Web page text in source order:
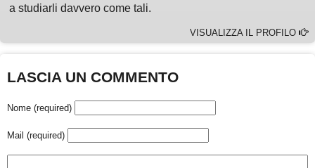
a studiarli davvero come tali.
VISUALIZZA IL PROFILO
LASCIA UN COMMENTO
Nome (required)
Mail (required)